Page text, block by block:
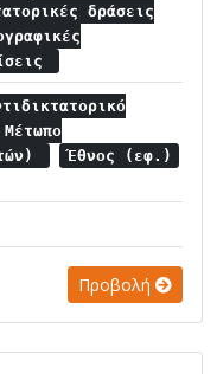
δράσεις
Έθνος (εφ.)
Προβολή